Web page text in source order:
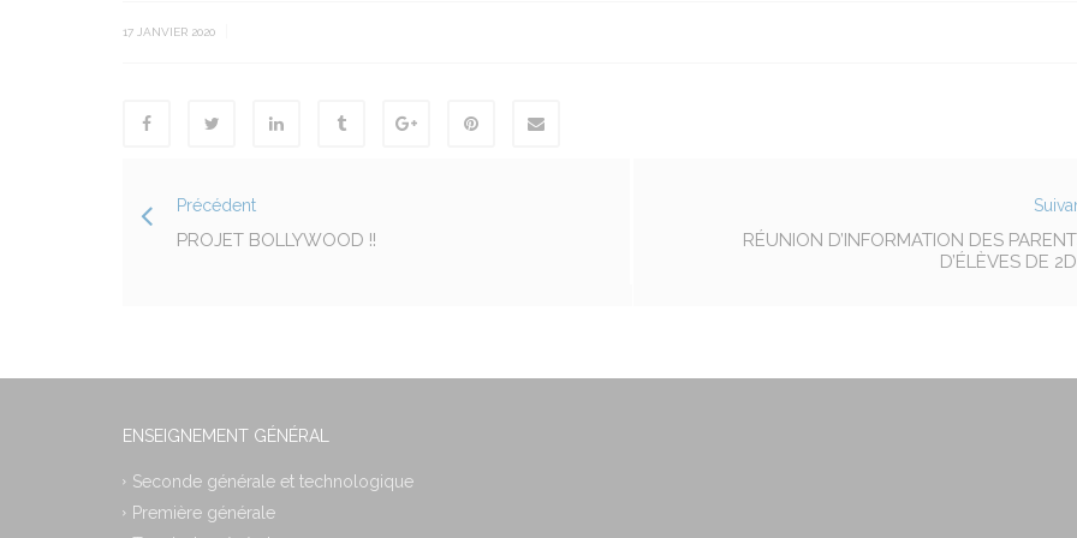
17 JANVIER 2020
Précédent
PROJET BOLLYWOOD !!
RÉUNION D’INFORMATION DES
D’ÉLÈVES DE
ENSEIGNEMENT GÉNÉRAL
Seconde générale et technologique
Première générale